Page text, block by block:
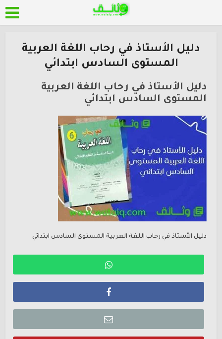
دليل الأستاذ في رحاب اللغة العربية
المستوى السادس ابتدائي
دليل الأستاذ في رحاب اللغة العربية
المستوى السادس ابتدائي
دليل الأستاذ في رحاب اللغة العربية المستوى السادس ابتدائي